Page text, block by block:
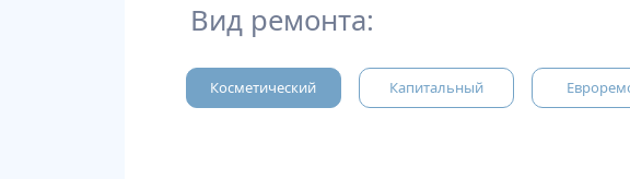
Вид ремонта:
Косметический Капитальный